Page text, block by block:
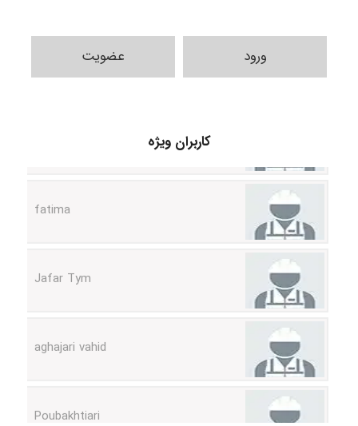
ورود عضویت
کاربران ویژه